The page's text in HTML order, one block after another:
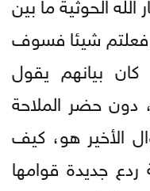
فعلتم شيئا فسوف
بيانهم يقول
دون حضر الملاحة
الأخير هو، كيف
جديدة قوامها